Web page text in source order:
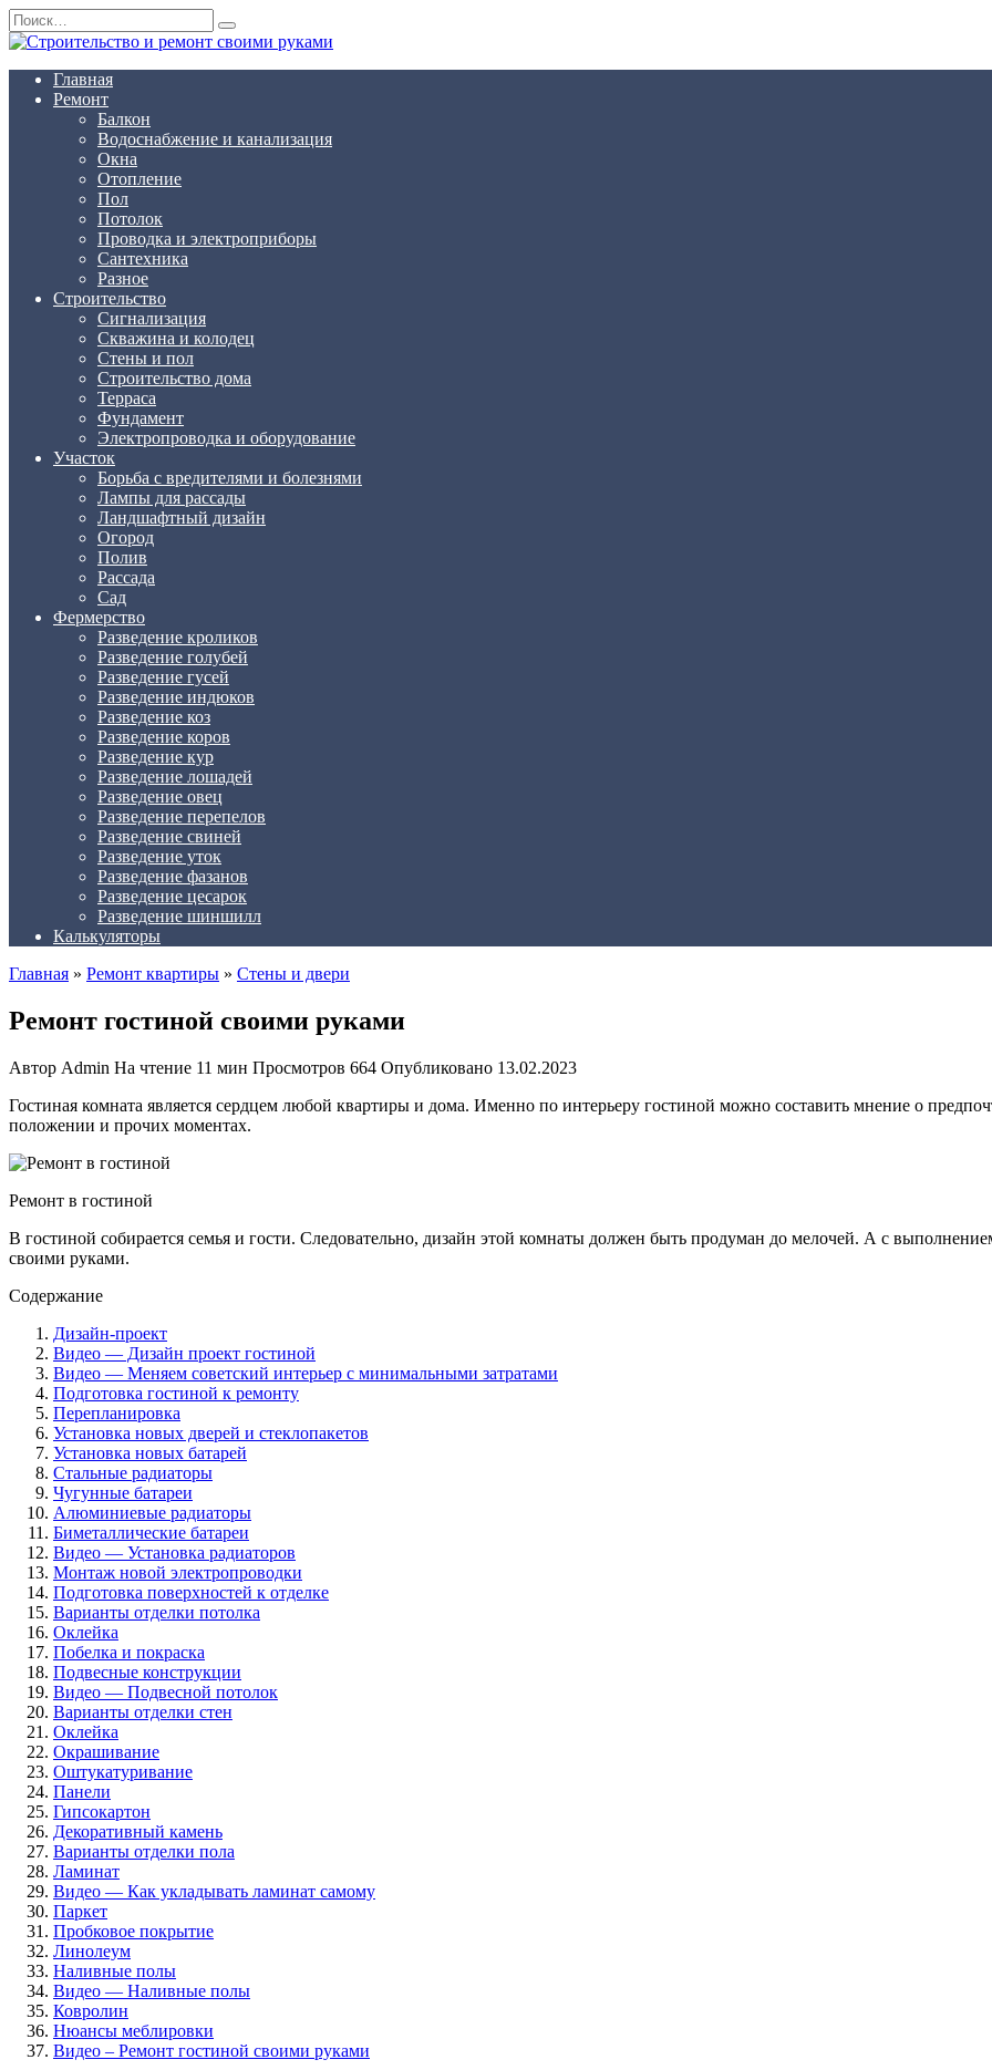
Перейти
к
содержанию
Search
for:
Главная
Ремонт
Балкон
Водоснабжение и канализация
Окна
Отопление
Пол
Потолок
Проводка и электроприборы
Сантехника
Разное
Строительство
Сигнализация
Скважина и колодец
Стены и пол
Строительство дома
Терраса
Фундамент
Электропроводка и оборудование
Участок
Борьба с вредителями и болезнями
Лампы для рассады
Ландшафтный дизайн
Огород
Полив
Рассада
Сад
Фермерство
Разведение кроликов
Разведение голубей
Разведение гусей
Разведение индюков
Разведение коз
Разведение коров
Разведение кур
Разведение лошадей
Разведение овец
Разведение перепелов
Разведение свиней
Разведение уток
Разведение фазанов
Разведение цесарок
Разведение шиншилл
Калькуляторы
Главная » Ремонт квартиры » Стены и двери
Ремонт гостиной своими руками
Автор Admin На чтение 11 мин Просмотров 664 Опубликовано 13.02.2023
Гостиная комната является сердцем любой квартиры и дома. Именно по интерьеру гостиной можно составить мнение о
положении и прочих моментах.
Ремонт в гостиной
В гостиной собирается семья и гости. Следовательно, дизайн этой комнаты должен быть продуман до мелочей. А с
своими руками.
Содержание
Дизайн-проект
Видео — Дизайн проект гостиной
Видео — Меняем советский интерьер с минимальными затратами
Подготовка гостиной к ремонту
Перепланировка
Установка новых дверей и стеклопакетов
Установка новых батарей
Стальные радиаторы
Чугунные батареи
Алюминиевые радиаторы
Биметаллические батареи
Видео — Установка радиаторов
Монтаж новой электропроводки
Подготовка поверхностей к отделке
Варианты отделки потолка
Оклейка
Побелка и покраска
Подвесные конструкции
Видео — Подвесной потолок
Варианты отделки стен
Оклейка
Окрашивание
Оштукатуривание
Панели
Гипсокартон
Декоративный камень
Варианты отделки пола
Ламинат
Видео — Как укладывать ламинат самому
Паркет
Пробковое покрытие
Линолеум
Наливные полы
Видео — Наливные полы
Ковролин
Нюансы меблировки
Видео – Ремонт гостиной своими руками